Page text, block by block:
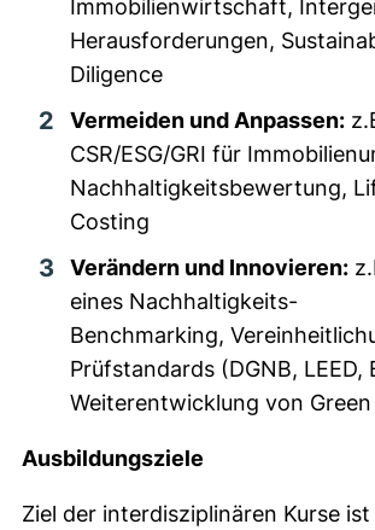
Immobilienwirtschaft,
Herausforderungen,
Diligence
Vermeiden und Anpassen:
CSR/ESG/GRI für
Nachhaltigkeitsbewertung,
Costing
Verändern und Innovieren:
eines Nachhaltigkeits-
Benchmarking,
Prüfstandards (DGNB, LEED,
Weiterentwicklung von Green
Ausbildungsziele
Ziel der interdisziplinären Kurse ist